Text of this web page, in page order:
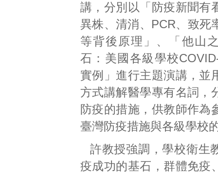
講，分別以「防疫新聞有
異株、清消、PCR、致死
等背後原理」、「他山
石：美國各級學校
實例」進行主題演講，並
方式講解醫學專有名詞，
防疫的措施，供教師作為
臺灣防疫措施與各級學校
許教授強調，學校衛生
疫成功的基石，群體免疫